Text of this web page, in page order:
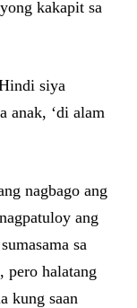
kakapit sa
siya
anak, ‘di alam
nagbago ang
ang
sa
pero halatang
kung saan